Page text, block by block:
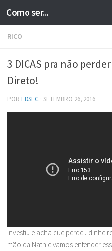
Skip to content
Como ser...
RICO
3 DICAS pra não
Direto!
POR EDSEC · SETEMBRO 26, 2016
Investiu e acha que perdeu
mão da Nath e vamos entender